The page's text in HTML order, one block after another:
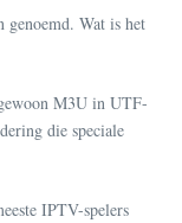
Wat is het
M3U in UTF-
die speciale
IPTV-spelers